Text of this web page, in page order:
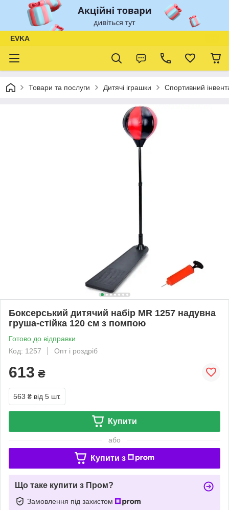
EVKA
Товари та послуги Дитячі іграшки Спортивний
Боксерський дитячий набір MR 1257 надувна
груша-стійка 120 см з помпою
Готово до відправки
Код: 1257
Опт і роздріб
613 ₴
563 ₴ від 5 шт.
Купити
або
Купити з
Що таке купити з Пром?
Замовлення під захистом